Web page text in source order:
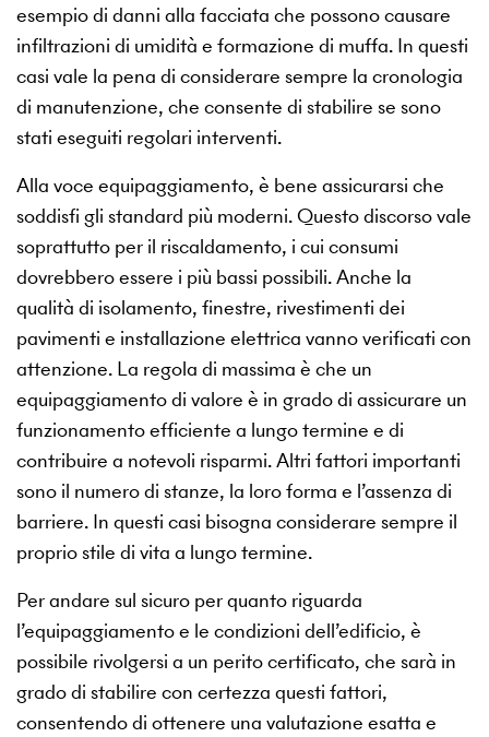
esempio di danni alla facciata che possono causare
infiltrazioni di umidità e formazione di muffa. In questi
casi vale la pena di considerare sempre la cronologia
di manutenzione, che consente di stabilire se sono
stati eseguiti regolari interventi.
Alla voce equipaggiamento, è bene assicurarsi che
soddisfi gli standard più moderni. Questo discorso vale
soprattutto per il riscaldamento, i cui consumi
dovrebbero essere i più bassi possibili. Anche la
qualità di isolamento, finestre, rivestimenti dei
pavimenti e installazione elettrica vanno verificati con
attenzione. La regola di massima è che un
equipaggiamento di valore è in grado di assicurare un
funzionamento efficiente a lungo termine e di
contribuire a notevoli risparmi. Altri fattori importanti
sono il numero di stanze, la loro forma e l’assenza di
barriere. In questi casi bisogna considerare sempre il
proprio stile di vita a lungo termine.
Per andare sul sicuro per quanto riguarda
l’equipaggiamento e le condizioni dell’edificio, è
possibile rivolgersi a un perito certificato, che sarà in
grado di stabilire con certezza questi fattori,
consentendo di ottenere una valutazione esatta e